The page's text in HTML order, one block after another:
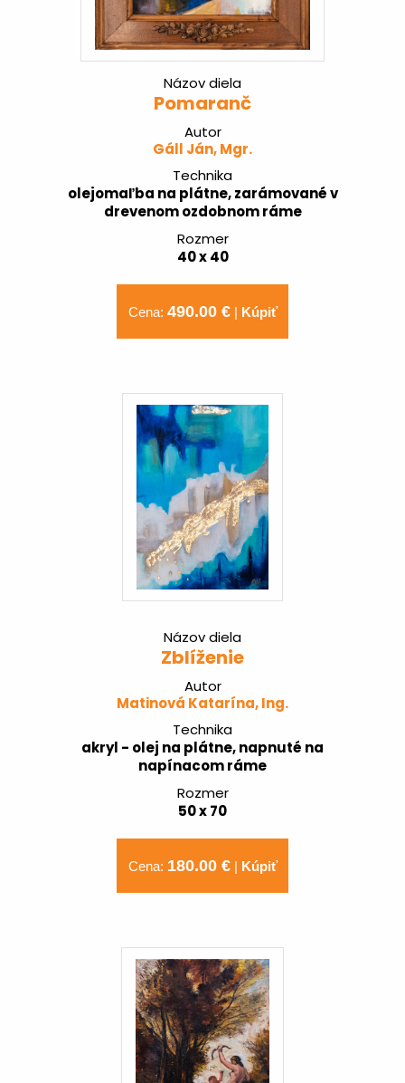
Názov diela
Pomaranč
Autor
Gáll Ján, Mgr.
Technika
olejomaľba na plátne, zarámované v
drevenom ozdobnom ráme
Rozmer
40 x 40
Cena: 490.00 €| Kúpiť
Názov diela
Zblíženie
Autor
Matinová Katarína, Ing.
Technika
akryl - olej na plátne, napnuté na
napínacom ráme
Rozmer
50 x 70
Cena: 180.00 €| Kúpiť